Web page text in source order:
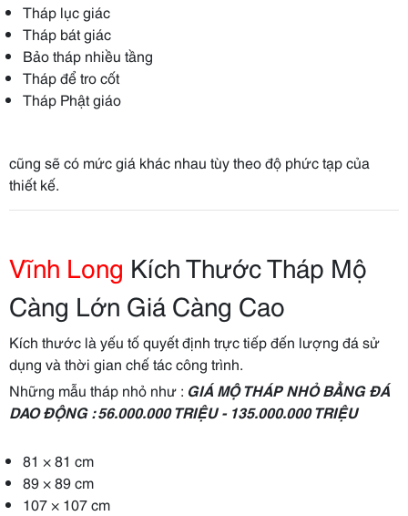
Tháp lục giác
Tháp bát giác
Bảo tháp nhiều tầng
Tháp để tro cốt
Tháp Phật giáo
cũng sẽ có mức giá khác nhau tùy theo độ phức tạp của
thiết kế.
Vĩnh Long Kích Thước Tháp Mộ
Càng Lớn Giá Càng Cao
Kích thước là yếu tố quyết định trực tiếp đến lượng đá sử
dụng và thời gian chế tác công trình.
Những mẫu tháp nhỏ như : GIÁ MỘ THÁP NHỎ BẰNG ĐÁ
DAO ĐỘNG : 56.000.000 TRIỆU - 135.000.000 TRIỆU
81 × 81 cm
89 × 89 cm
107 × 107 cm